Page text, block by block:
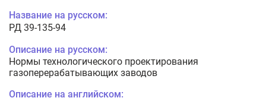
Название на русском:
РД 39-135-94
Описание на русском:
Нормы технологического проектирования
газоперерабатывающих заводов
Описание на английском: